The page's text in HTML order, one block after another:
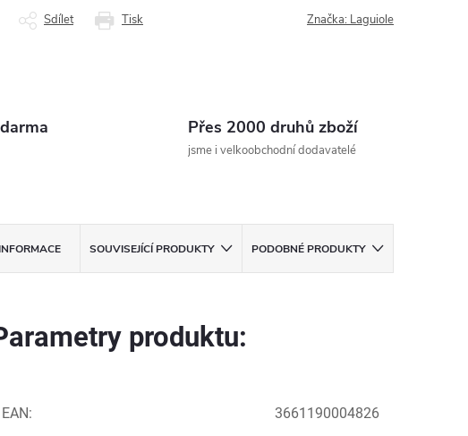
Tisk
Sdílet Značka: Laguiole
Přes 2000 druhů zboží
jsme i velkoobchodní dodavatelé
SOUVISEJÍCÍ PRODUKTY PODOBNÉ PRODUKTY
produktu:
EAN: 3661190004826